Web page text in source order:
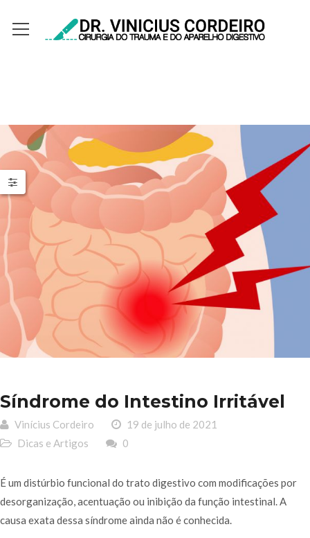
Síndrome do Intestino Irritável
Vinícius Cordeiro
19 de julho de 2021
Dicas e Artigos
0
É um distúrbio funcional do trato digestivo com modificações por
desorganização, acentuação ou inibição da função intestinal. A
causa exata dessa síndrome ainda não é conhecida.